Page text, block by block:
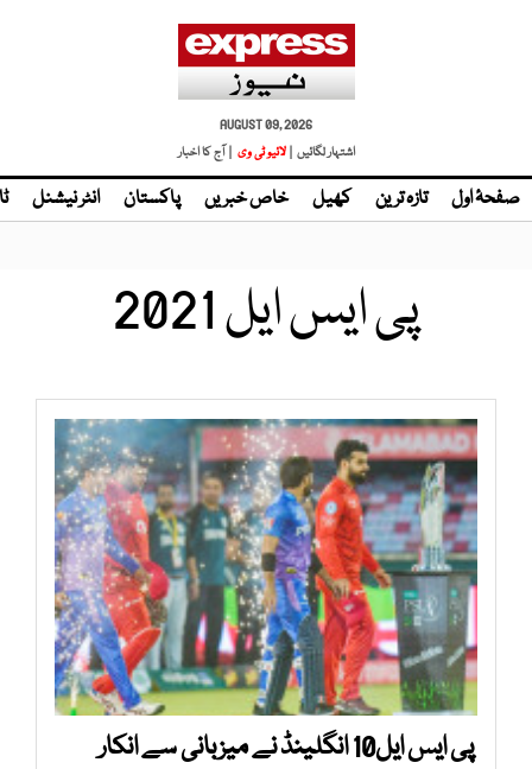
AUGUST 09, 2026
اشتہار لگائیں |
| آج کا اخبار
صفحۂ اول تازہ ترین کھیل خاص خبریں پاکستان انٹر نیشنل
پی ایس ایل 2021
پی ایس ایل10 انگلینڈ نے میزبانی سے انکار